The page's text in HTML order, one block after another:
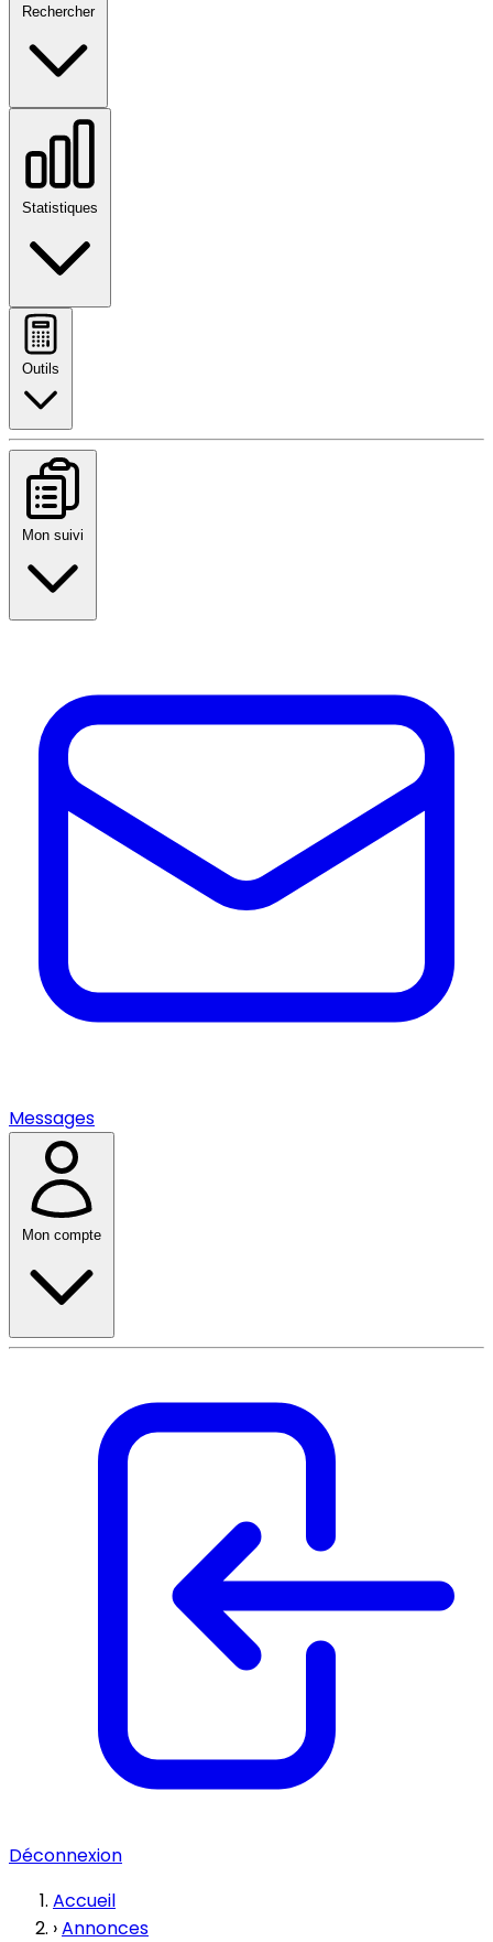
Rechercher
Statistiques
Outils
Mon suivi
Messages
Mon compte
Déconnexion
Accueil
›Annonces